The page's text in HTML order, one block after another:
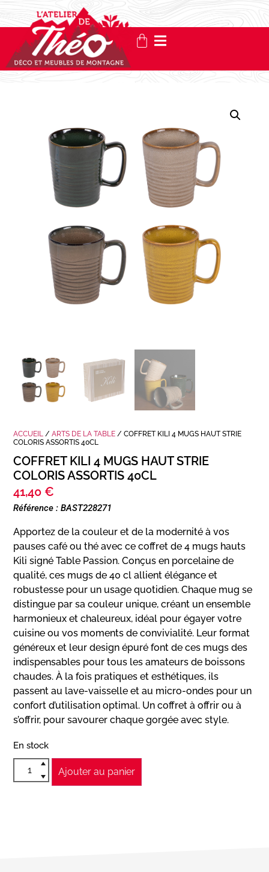
ACCUEIL /ARTS DE LA TABLE / COFFRET KILI 4 MUGS HAUT STRIE
COLORIS ASSORTIS 40CL
COFFRET KILI 4 MUGS HAUT STRIE
COLORIS ASSORTIS 40CL
41,40 €
Référence : BAST228271
Apportez de la couleur et de la modernité à vos
pauses café ou thé avec ce coffret de 4 mugs hauts
Kili signé Table Passion. Conçus en porcelaine de
qualité, ces mugs de 40 cl allient élégance et
robustesse pour un usage quotidien. Chaque mug se
distingue par sa couleur unique, créant un ensemble
harmonieux et chaleureux, idéal pour égayer votre
cuisine ou vos moments de convivialité. Leur format
généreux et leur design épuré font de ces mugs des
indispensables pour tous les amateurs de boissons
chaudes. À la fois pratiques et esthétiques, ils
passent au lave-vaisselle et au micro-ondes pour un
confort d’utilisation optimal. Un coffret à offrir ou à
s’offrir, pour savourer chaque gorgée avec style.
En stock
Ajouter au panier